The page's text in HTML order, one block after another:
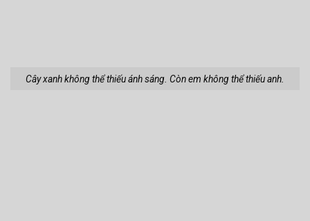
Cây xanh không thể thiếu ánh sáng. Còn em không thể thiếu anh.